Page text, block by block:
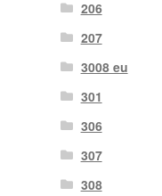
206
207
3008 eu
301
306
307
308